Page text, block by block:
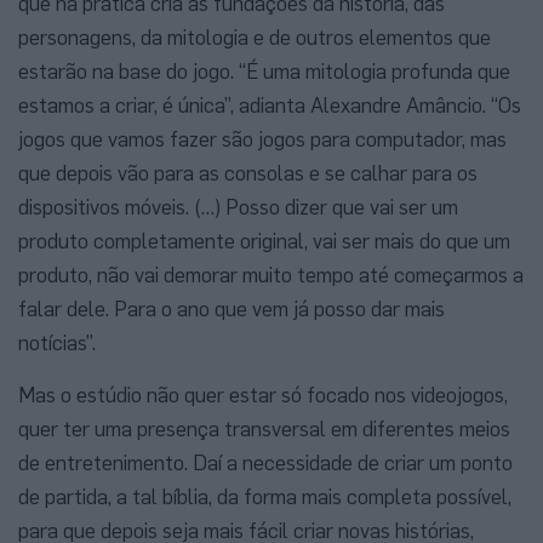
personagens, da mitologia e de outros elementos que
estarão na base do jogo. “É uma mitologia profunda que
estamos a criar, é única”, adianta Alexandre Amâncio. “Os
jogos que vamos fazer são jogos para computador, mas
que depois vão para as consolas e se calhar para os
dispositivos móveis. (…) Posso dizer que vai ser um
produto completamente original, vai ser mais do que um
produto, não vai demorar muito tempo até começarmos a
falar dele. Para o ano que vem já posso dar mais
notícias”.
Mas o estúdio não quer estar só focado nos videojogos,
quer ter uma presença transversal em diferentes meios
de entretenimento. Daí a necessidade de criar um ponto
de partida, a tal bíblia, da forma mais completa possível,
para que depois seja mais fácil criar novas histórias,